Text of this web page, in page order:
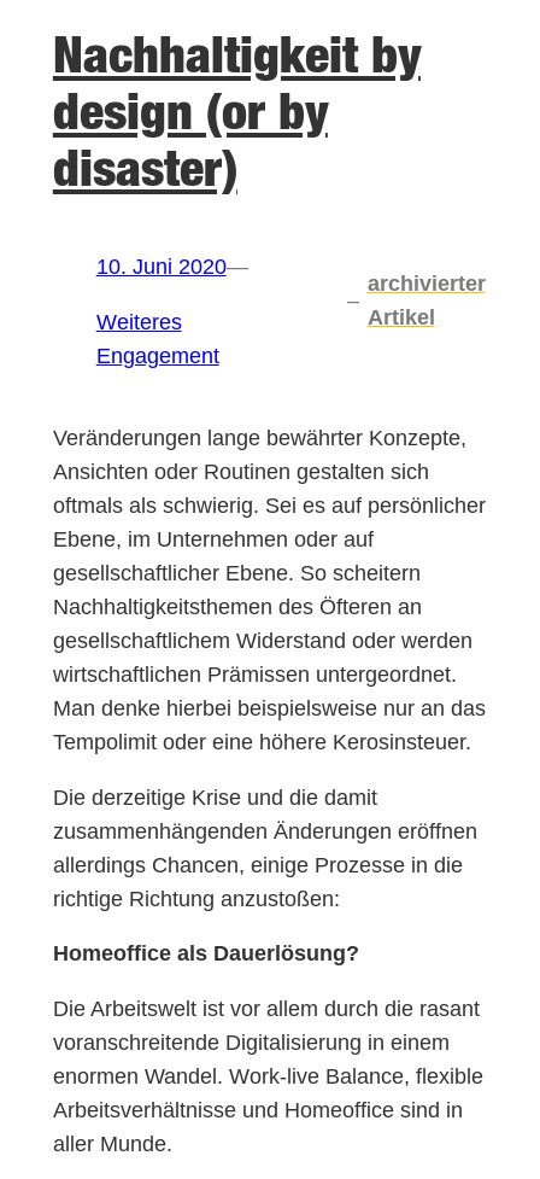
Nachhaltigkeit by
design (or by
disaster)
10. Juni 2020—
Weiteres
Engagement
–
archivierter
Artikel
Veränderungen lange bewährter Konzepte,
Ansichten oder Routinen gestalten sich
oftmals als schwierig. Sei es auf persönlicher
Ebene, im Unternehmen oder auf
gesellschaftlicher Ebene. So scheitern
Nachhaltigkeitsthemen des Öfteren an
gesellschaftlichem Widerstand oder werden
wirtschaftlichen Prämissen untergeordnet.
Man denke hierbei beispielsweise nur an das
Tempolimit oder eine höhere Kerosinsteuer.
Die derzeitige Krise und die damit
zusammenhängenden Änderungen eröffnen
allerdings Chancen, einige Prozesse in die
richtige Richtung anzustoßen:
Homeoffice als Dauerlösung?
Die Arbeitswelt ist vor allem durch die rasant
voranschreitende Digitalisierung in einem
enormen Wandel. Work-live Balance, flexible
Arbeitsverhältnisse und Homeoffice sind in
aller Munde.